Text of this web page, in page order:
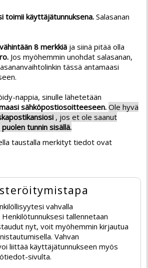
toimii käyttäjätunnuksena. Salasanan
vähintään 8 merkkiä ja siinä pitää olla
Jos myöhemmin unohdat salasanan,
tässä antamaasi
nappia, sinulle lähetetään
sähköpostiosoitteeseen.Ole hyvä
, jos et ole saanut
puolen tunnin sisällä.
taustalla merkityt tiedot ovat
vahvalla
tallennetaan
nyt, voit myöhemmin kirjautua
Vahvan
liittää käyttäjätunnukseen myös
sivulta.